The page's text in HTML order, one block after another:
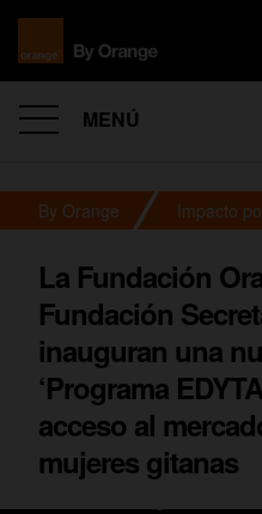
MENÚ
By Orange Impacto
La Fundación
Fundación
inauguran una
‘Programa
acceso al
mujeres gitanas